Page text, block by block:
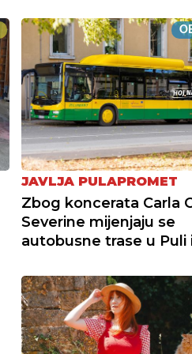
JAVLJA PULAPROMET
Zbog koncerata Carla
Severine mijenjaju se
autobusne trase u Puli